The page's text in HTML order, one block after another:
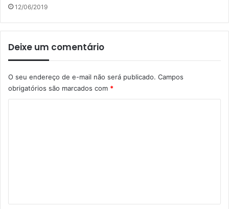
12/06/2019
Deixe um comentário
O seu endereço de e-mail não será publicado. Campos
obrigatórios são marcados com *